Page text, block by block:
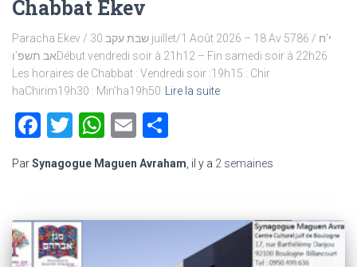
Chabbat Ekev
Paracha Ekev / שבת עקב 30 juillet/1 Août 2026 – 18 Av 5786 / י’ח
אב תשפ’וDébut vendredi soir à 21h12 – Fin samedi soir à 22h26
Les horaires de Chabbat : Vendredi soir :19h15 : Chir
haChirim19h30 : Min’ha19h50 Lire la suite
Facebook
TwitterWhatsApp
Email
ParSynagogue Maguen Avraham, il y a 2 semaines